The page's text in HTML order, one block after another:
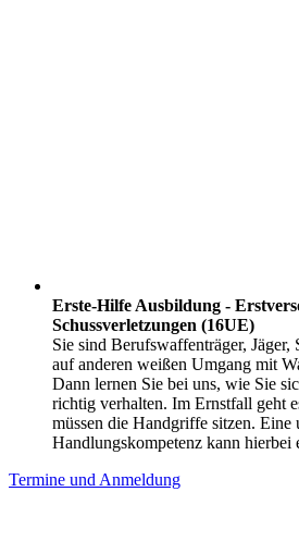
Erste-Hilfe Ausbildung -
Schussverletzungen (16UE)
Sie sind Berufswaffenträger, Jäger,
auf anderen weißen Umgang mit
Dann lernen Sie bei uns, wie Sie
richtig verhalten. Im Ernstfall geht
müssen die Handgriffe sitzen. Eine
Handlungskompetenz kann hierbei
Termine und Anmeldung